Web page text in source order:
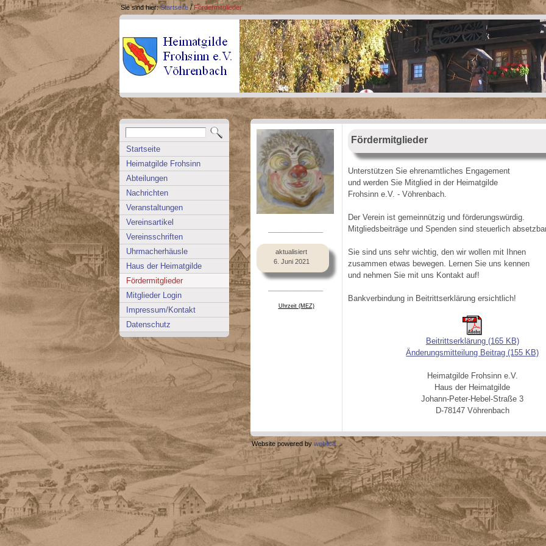
Sie sind hier: Startseite / Fördermitglieder
Startseite
Heimatgilde Frohsinn
Abteilungen
Nachrichten
Veranstaltungen
Vereinsartikel
Vereinsschriften
Uhrmacherhäusle
Haus der Heimatgilde
Fördermitglieder
Mitglieder Login
Impressum/Kontakt
Datenschutz
aktualisiert
6. Juni 2021
Uhrzeit (MEZ)
Fördermitglieder
Unterstützen Sie ehrenamtliches Engagement
und werden Sie Mitglied in der Heimatgilde
Frohsinn e.V. - Vöhrenbach.
Der Verein ist gemeinnützig und förderungswürdig.
Mitgliedsbeiträge und Spenden sind steuerlich
Sie sind uns sehr wichtig, den wir wollen mit Ihnen
zusammen etwas bewegen. Lernen Sie uns kennen
und nehmen Sie mit uns Kontakt auf!
Bankverbindung in Beitrittserklärung ersichtlich!
Beitrittserklärung (165 KB)
Änderungsmitteilung Beitrag (155 KB)
Heimatgilde Frohsinn e.V.
Haus der Heimatgilde
Johann-Peter-Hebel-Straße 3
D-78147 Vöhrenbach
Website powered by weblica